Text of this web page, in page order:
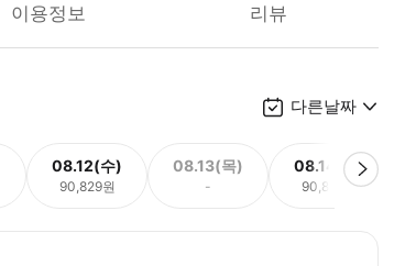
이용정보 리뷰
다른날짜
08.12(수)
90,829원
08.13(목)
-
08.14(금)
90,829원